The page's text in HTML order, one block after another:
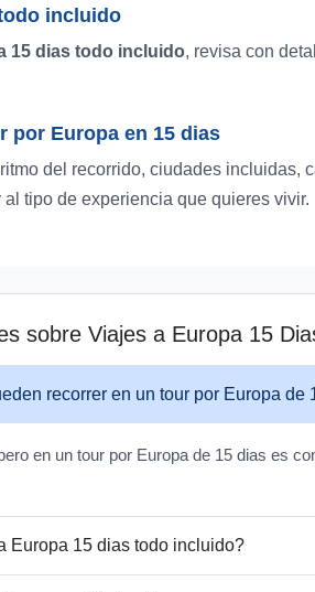
incluido
15 dias todo incluido, revisa con
por Europa en 15 dias
del recorrido, ciudades
tipo de experiencia que quieres vivir.
sobre Viajes a Europa 15
recorrer en un tour por Europa de
en un tour por Europa de 15 dias es
Europa 15 dias todo incluido?